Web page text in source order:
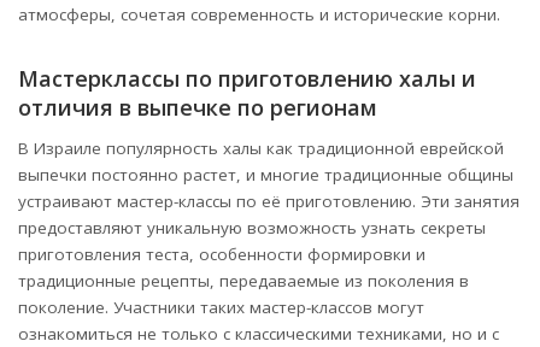
атмосферы, сочетая современность и исторические корни.
Мастерклассы по приготовлению халы и
отличия в выпечке по регионам
В Израиле популярность халы как традиционной еврейской
выпечки постоянно растет, и многие традиционные общины
устраивают мастер-классы по её приготовлению. Эти занятия
предоставляют уникальную возможность узнать секреты
приготовления теста, особенности формировки и
традиционные рецепты, передаваемые из поколения в
поколение. Участники таких мастер-классов могут
ознакомиться не только с классическими техниками, но и с